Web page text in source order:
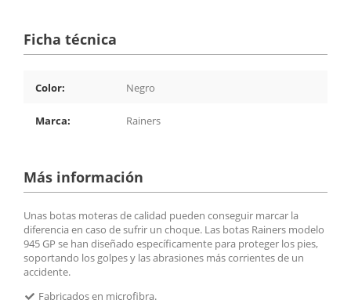
Ficha técnica
Color: Negro
Marca: Rainers
Más información
Unas botas moteras de calidad pueden conseguir marcar la
diferencia en caso de sufrir un choque. Las botas Rainers modelo
945 GP se han diseñado específicamente para proteger los pies,
soportando los golpes y las abrasiones más corrientes de un
accidente.
Fabricados en microfibra.